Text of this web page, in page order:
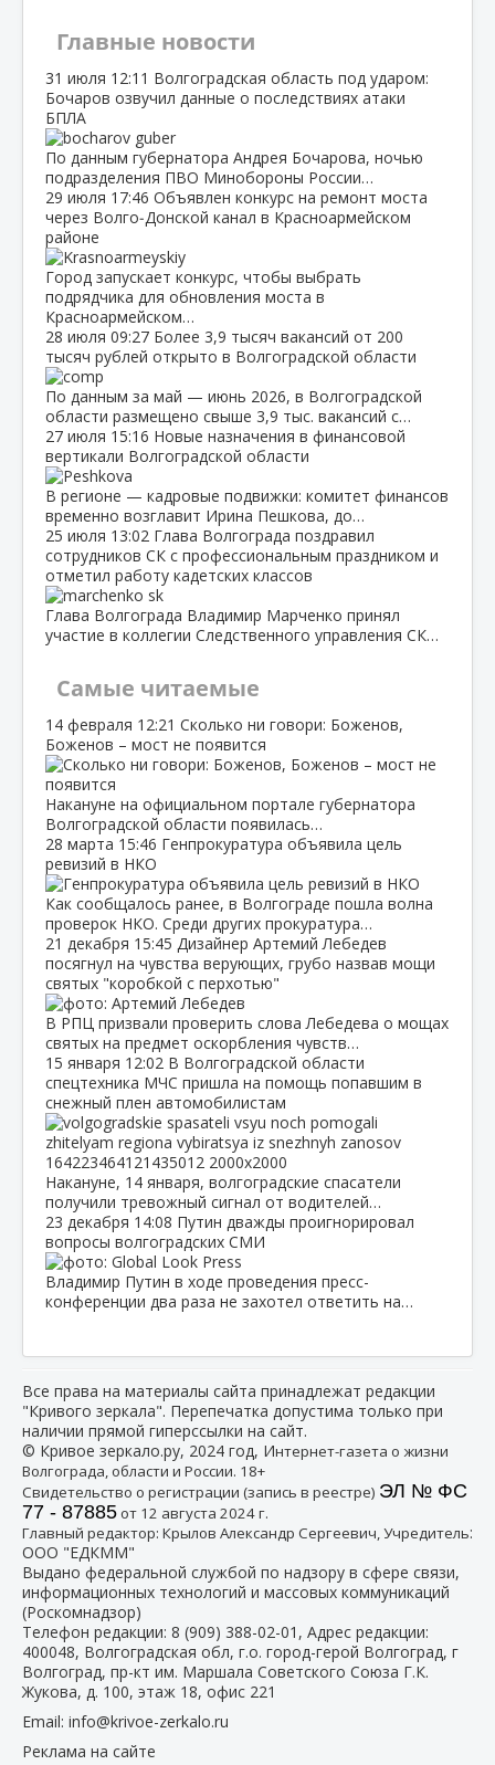
Главные новости
31 июля 12:11 Волгоградская область под ударом:
Бочаров озвучил данные о последствиях атаки
БПЛА
По данным губернатора Андрея Бочарова, ночью
подразделения ПВО Минобороны России…
29 июля 17:46 Объявлен конкурс на ремонт моста
через Волго‑Донской канал в Красноармейском
районе
Город запускает конкурс, чтобы выбрать
подрядчика для обновления моста в
Красноармейском…
28 июля 09:27 Более 3,9 тысяч вакансий от 200
тысяч рублей открыто в Волгоградской области
По данным за май — июнь 2026, в Волгоградской
области размещено свыше 3,9 тыс. вакансий с…
27 июля 15:16 Новые назначения в финансовой
вертикали Волгоградской области
В регионе — кадровые подвижки: комитет финансов
временно возглавит Ирина Пешкова, до…
25 июля 13:02 Глава Волгограда поздравил
сотрудников СК с профессиональным праздником и
отметил работу кадетских классов
Глава Волгограда Владимир Марченко принял
участие в коллегии Следственного управления СК…
Самые читаемые
14 февраля 12:21 Сколько ни говори: Боженов,
Боженов – мост не появится
Накануне на официальном портале губернатора
Волгоградской области появилась…
28 марта 15:46 Генпрокуратура объявила цель
ревизий в НКО
Как сообщалось ранее, в Волгограде пошла волна
проверок НКО. Среди других прокуратура…
21 декабря 15:45 Дизайнер Артемий Лебедев
посягнул на чувства верующих, грубо назвав мощи
святых "коробкой с перхотью"
В РПЦ призвали проверить слова Лебедева о мощах
святых на предмет оскорбления чувств…
15 января 12:02 В Волгоградской области
спецтехника МЧС пришла на помощь попавшим в
снежный плен автомобилистам
Накануне, 14 января, волгоградские спасатели
получили тревожный сигнал от водителей…
23 декабря 14:08 Путин дважды проигнорировал
вопросы волгоградских СМИ
Владимир Путин в ходе проведения пресс-
конференции два раза не захотел ответить на…
Все права на материалы сайта принадлежат редакции
"Кривого зеркала". Перепечатка допустима только при
наличии прямой гиперссылки на сайт.
© Кривое зеркало.ру, 2024 год, Интернет-газета о жизни
Волгограда, области и России. 18+
Свидетельство о регистрации (запись в реестре) ЭЛ № ФС
77 - 87885от 12 августа 2024 г.
Главный редактор: Крылов Александр Сергеевич, Учредитель:
ООО "ЕДКММ"
Выдано федеральной службой по надзору в сфере связи,
информационных технологий и массовых коммуникаций
(Роскомнадзор)
Телефон редакции: 8 (909) 388-02-01 , Адрес редакции:
400048, Волгоградская обл, г.о. город-герой Волгоград, г
Волгоград, пр-кт им. Маршала Советского Союза Г.К.
Жукова, д. 100, этаж 18, офис 221
Email: info@krivoe-zerkalo.ru
Реклама на сайте